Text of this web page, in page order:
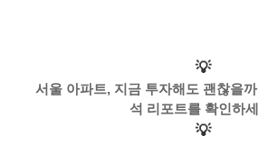
💡
서울 아파트, 지금 투자해도 괜찮을
석 리포트를 확인하
💡